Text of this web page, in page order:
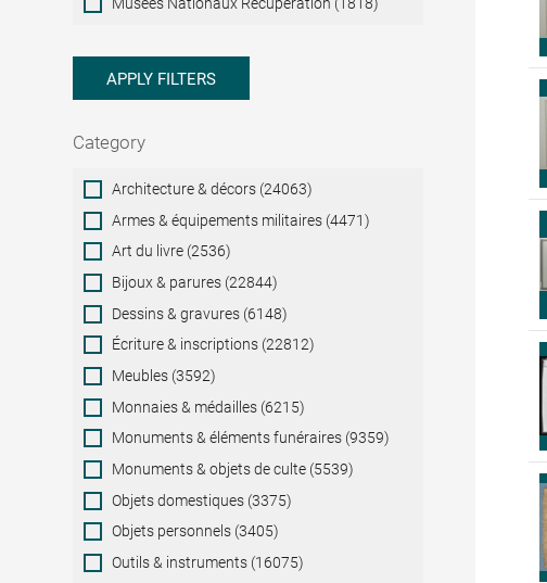
Nationaux
APPLY FILTERS
Category
Category
Architecture & décors (24063)
Armes & équipements militaires (4471)
Art du livre (2536)
Bijoux & parures (22844)
Dessins & gravures (6148)
Écriture & inscriptions (22812)
Meubles (3592)
Monnaies & médailles (6215)
Monuments & éléments funéraires (9359)
Monuments & objets de culte (5539)
Objets domestiques (3375)
Objets personnels (3405)
Outils & instruments (16075)